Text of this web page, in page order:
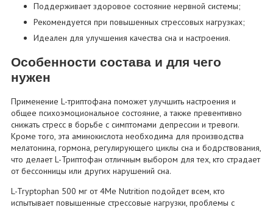
Поддерживает здоровое состояние нервной системы;
Рекомендуется при повышенных стрессовых нагрузках;
Идеален для улучшения качества сна и настроения.
Особенности состава и для чего
нужен
Применение L-триптофана поможет улучшить настроения и
общее психоэмоциональное состояние, а также превентивно
снижать стресс в борьбе с симптомами депрессии и тревоги.
Кроме того, эта аминокислота необходима для производства
мелатонина, гормона, регулирующего циклы сна и бодрствования,
что делает L-Триптофан отличным выбором для тех, кто страдает
от бессонницы или других нарушений сна.
L-Tryptophan 500 мг от 4Me Nutrition подойдет всем, кто
испытывает повышенные стрессовые нагрузки, проблемы с